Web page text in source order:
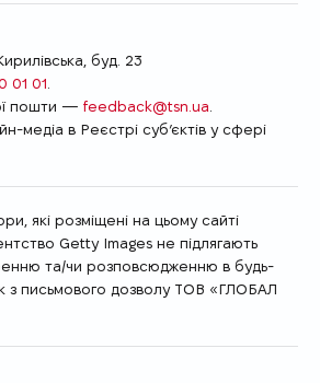
буд. 23
01 01.
пошти — feedback@tsn.ua.
медіа в Реєстрі суб’єктів у сфері
які розміщені на цьому сайті
Getty Images не підлягають
та/чи розповсюдженню в будь-
з письмового дозволу ТОВ «ГЛОБАЛ